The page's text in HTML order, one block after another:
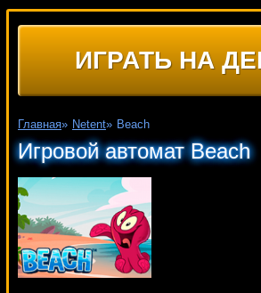
ИГРАТЬ НА
Главная» Netent» Beach
Игровой автомат Beach